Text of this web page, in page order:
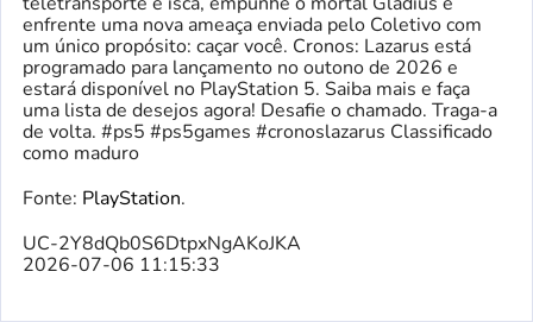
enfrente uma nova ameaça enviada pelo Coletivo com
um único propósito: caçar você. Cronos: Lazarus está
programado para lançamento no outono de 2026 e
estará disponível no PlayStation 5. Saiba mais e faça
uma lista de desejos agora! Desafie o chamado. Traga-a
de volta. #ps5 #ps5games #cronoslazarus Classificado
como maduro
Fonte: PlayStation.
UC-2Y8dQb0S6DtpxNgAKoJKA
2026-07-06 11:15:33